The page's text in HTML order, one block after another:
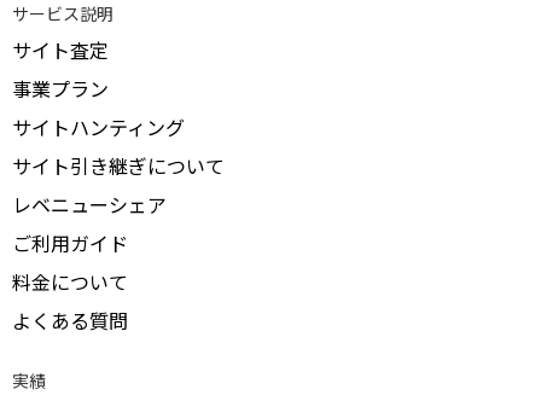
サービス説明
サイト査定
事業プラン
サイトハンティング
サイト引き継ぎについて
レベニューシェア
ご利用ガイド
料金について
よくある質問
実績